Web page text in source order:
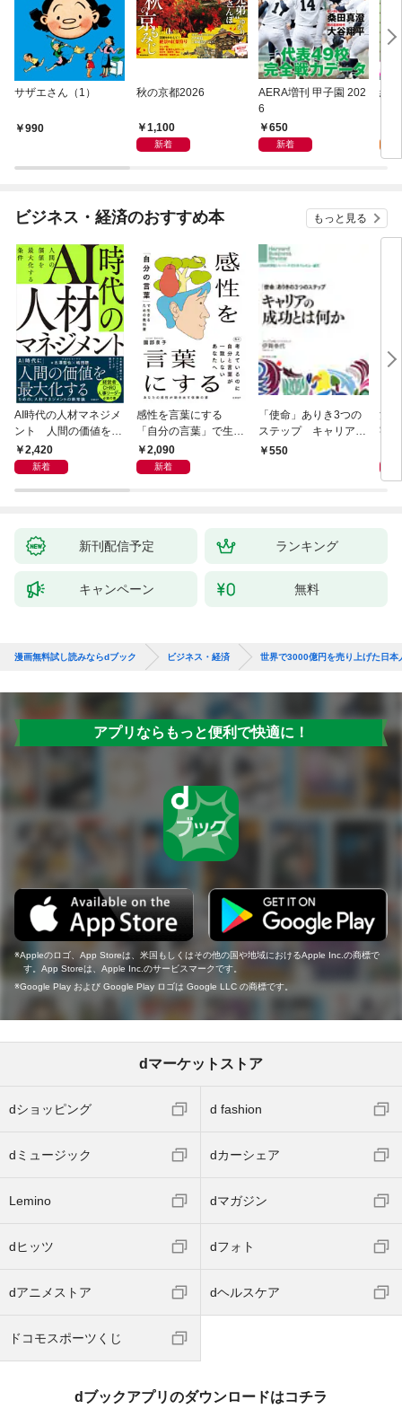
サザエさん（1）
990
秋の京都2026
1,100
新着
AERA増刊 甲子園 202
6
650
新着
終
ビジネス・経済のおすすめ本 もっと見る
AI時代の人材マネジメ
ント 人間の価値を最
大化する条件
2,420
新着
感性を言葉にする
「自分の言葉」で生き
るための教科書
2,090
新着
「使命」ありき3つの
ステップ キャリアの
成功とは何か
550
決
字
「
ト」
新刊配信予定 ランキング
キャンペーン 無料
漫画無料試し読みならdブック ビジネス・経済 世界で3000億円を売り上げた日本
アプリならもっと便利で快適に！
Appleのロゴ、App Storeは、米国もしくはその他の国や地域におけるApple Inc.の商標で
す。App Storeは、Apple Inc.のサービスマークです。
Google Play および Google Play ロゴは Google LLC の商標です。
dマーケットストア
dショッピング d fashion
dミュージック dカーシェア
Lemino dマガジン
dヒッツ dフォト
dアニメストア dヘルスケア
ドコモスポーツくじ
dブックアプリのダウンロードはコチラ